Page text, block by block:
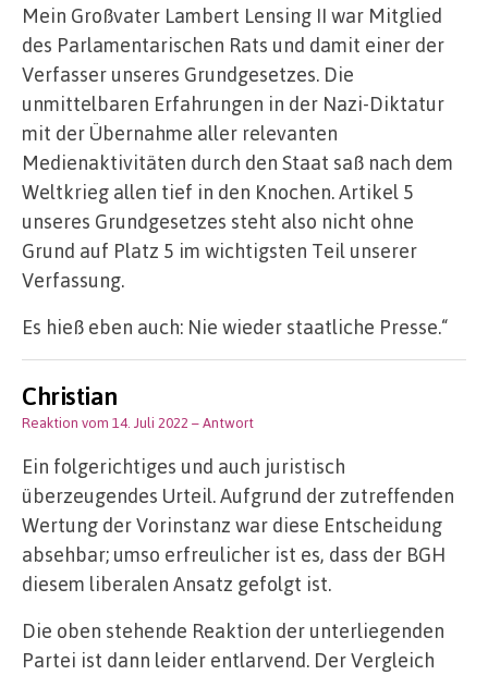
Mein Großvater Lambert Lensing II war Mitglied
des Parlamentarischen Rats und damit einer der
Verfasser unseres Grundgesetzes. Die
unmittelbaren Erfahrungen in der Nazi-Diktatur
mit der Übernahme aller relevanten
Medienaktivitäten durch den Staat saß nach dem
Weltkrieg allen tief in den Knochen. Artikel 5
unseres Grundgesetzes steht also nicht ohne
Grund auf Platz 5 im wichtigsten Teil unserer
Verfassung.
Es hieß eben auch: Nie wieder staatliche Presse.“
Christian
Reaktion vom 14. Juli 2022 – Antwort
Ein folgerichtiges und auch juristisch
überzeugendes Urteil. Aufgrund der zutreffenden
Wertung der Vorinstanz war diese Entscheidung
absehbar; umso erfreulicher ist es, dass der BGH
diesem liberalen Ansatz gefolgt ist.
Die oben stehende Reaktion der unterliegenden
Partei ist dann leider entlarvend. Der Vergleich